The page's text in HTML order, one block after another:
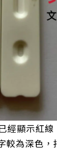
經顯示紅
較為深色，